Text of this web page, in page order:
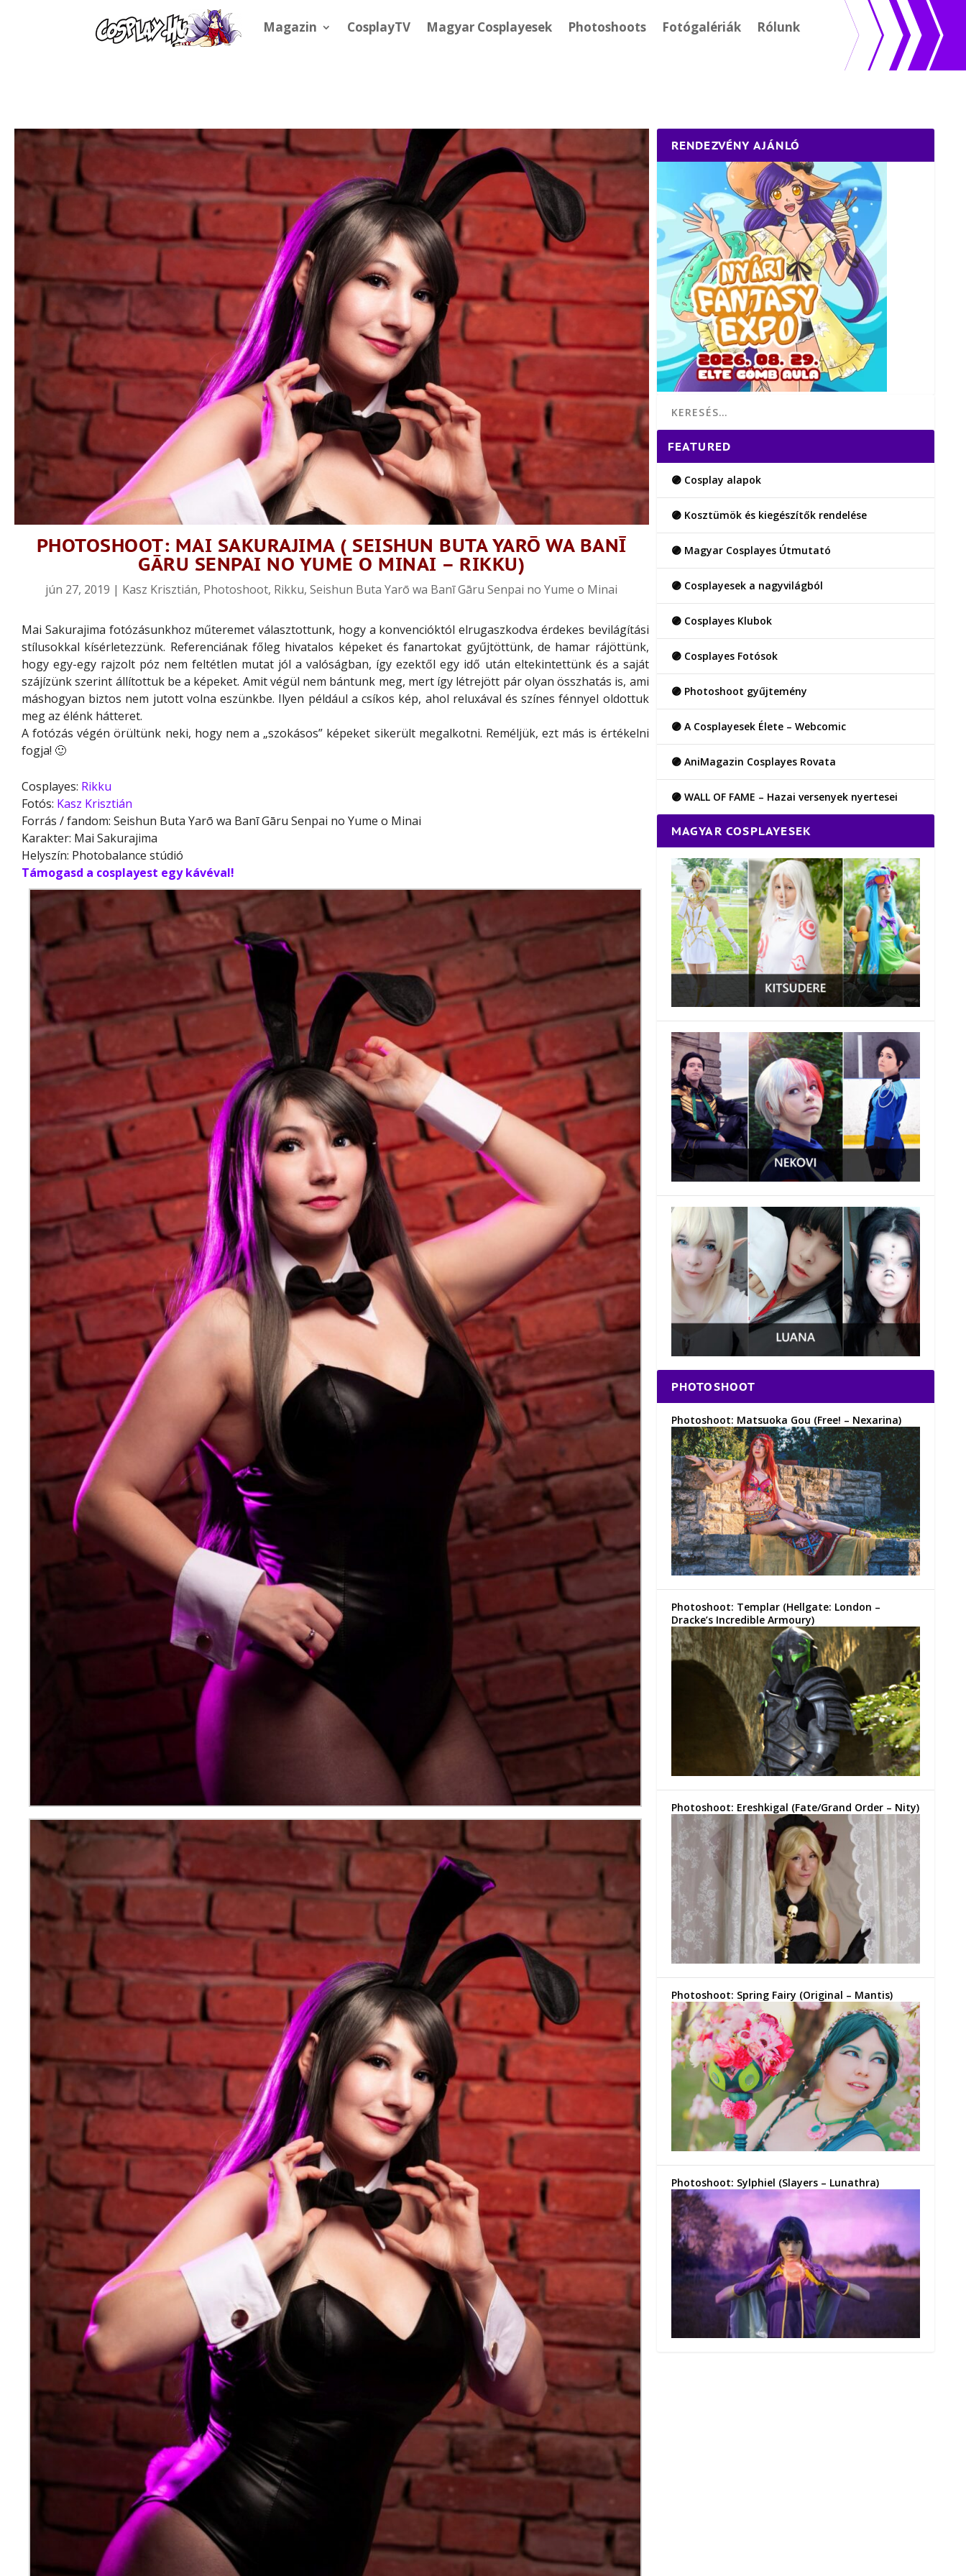
Magazin CosplayTV Magyar Cosplayesek Photoshoots Fotógalériák Rólunk
PHOTOSHOOT: MAI SAKURAJIMA ( SEISHUN BUTA YARŌ WA BANĪ
GĀRU SENPAI NO YUME O MINAI – RIKKU)
jún 27, 2019 | Kasz Krisztián, Photoshoot, Rikku,Seishun Buta Yarō wa Banī Gāru Senpai no Yume o Minai
Mai Sakurajima fotózásunkhoz műteremet választottunk, hogy a konvencióktól elrugaszkodva érdekes bevilágítási
stílusokkal kísérletezzünk. Referenciának főleg hivatalos képeket és fanartokat gyűjtöttünk, de hamar rájöttünk,
hogy egy-egy rajzolt póz nem feltétlen mutat jól a valóságban, így ezektől egy idő után eltekintettünk és a saját
szájízünk szerint állítottuk be a képeket. Amit végül nem bántunk meg, mert így létrejött pár olyan összhatás is, ami
máshogyan biztos nem jutott volna eszünkbe. Ilyen például a csíkos kép, ahol reluxával és színes fénnyel oldottuk
meg az élénk hátteret.
A fotózás végén örültünk neki, hogy nem a „szokásos” képeket sikerült megalkotni. Reméljük, ezt más is értékelni
fogja! 🙂
Cosplayes: Rikku
Fotós: Kasz Krisztián
Forrás / fandom: Seishun Buta Yarō wa Banī Gāru Senpai no Yume o Minai
Karakter: Mai Sakurajima
Helyszín: Photobalance stúdió
Támogasd a cosplayest egy kávéval!
RENDEZVÉNY AJÁNLÓ
FEATURED
🟣 Cosplay alapok
🟣 Kosztümök és kiegészítők rendelése
🟣 Magyar Cosplayes Útmutató
🟣 Cosplayesek a nagyvilágból
🟣 Cosplayes Klubok
🟣 Cosplayes Fotósok
🟣 Photoshoot gyűjtemény
🟣 A Cosplayesek Élete – Webcomic
🟣 AniMagazin Cosplayes Rovata
🟣 WALL OF FAME – Hazai versenyek nyertesei
MAGYAR COSPLAYESEK
PHOTOSHOOT
Photoshoot: Matsuoka Gou (Free! – Nexarina)
Photoshoot: Templar (Hellgate: London –
Dracke’s Incredible Armoury)
Photoshoot: Ereshkigal (Fate/Grand Order – Nity)
Photoshoot: Spring Fairy (Original – Mantis)
Photoshoot: Sylphiel (Slayers – Lunathra)